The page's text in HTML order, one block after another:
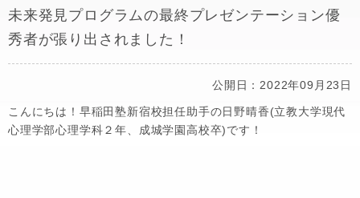
未来発見プログラムの最終プレゼンテーション優
秀者が張り出されました！
公開日：2022年09月23日
こんにちは！早稲田塾新宿校担任助手の日野晴香(立教大学現代
心理学部心理学科２年、成城学園高校卒)です！